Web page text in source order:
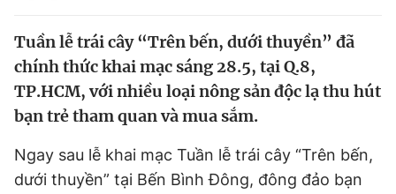
Video Magazine
Sản phẩm khác
Tiện ích Bạn cần biết
Tuần lễ trái cây “Trên bến, dưới thuyền” đã
chính thức khai mạc sáng 28.5, tại Q.8,
TP.HCM, với nhiều loại nông sản độc lạ thu hút
bạn trẻ tham quan và mua sắm.
Ngay sau lễ khai mạc Tuần lễ trái cây “Trên bến,
dưới thuyền” tại Bến Bình Đông, đông đảo bạn